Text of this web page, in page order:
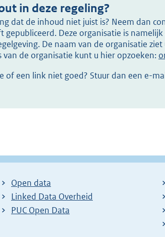
in deze regeling?
dat de inhoud niet juist is? Neem dan
gepubliceerd. Deze organisatie is
De naam van de organisatie
van de organisatie kunt u hier opzoeken:
of een link niet goed? Stuur dan een e-
Open data
Linked Data Overheid
PUC Open Data